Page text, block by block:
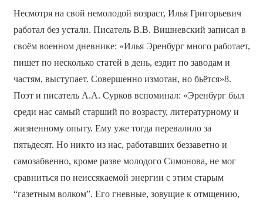
Несмотря на свой немолодой возраст, Илья Григорьевич
работал без устали. Писатель В.В. Вишневский записал в
своём военном дневнике: «Илья Эренбург много работает,
пишет по несколько статей в день, ездит по заводам и
частям, выступает. Совершенно измотан, но бьётся»8.
Поэт и писатель А.А. Сурков вспоминал: «Эренбург был
среди нас самый старший по возрасту, литературному и
жизненному опыту. Ему уже тогда перевалило за
пятьдесят. Но никто из нас, работавших беззаветно и
самозабвенно, кроме разве молодого Симонова, не мог
сравниться по неиссякаемой энергии с этим старым
“газетным волком”. Его гневные, зовущие к отмщению,